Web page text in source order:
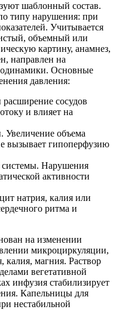
шаблонный состав.
типу нарушения: при
Учитывается
объемный или
картину, анамнез,
направлен на
Основные
давления:
сосудов
и влияет на
объема
вызывает гипоперфузию
системы. Нарушения
активности
натрия, калия или
ритма и
на изменении
микроциркуляции,
калия, магния. Раствор
вегетативной
инфузия стабилизирует
Капельницы для
нестабильной